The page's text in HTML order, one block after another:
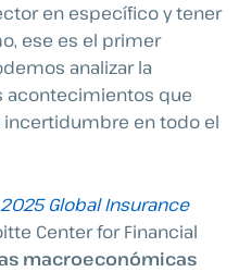
en específico y tener
ese es el primer
analizar la
acontecimientos que
en todo el
2025 Global Insurance
Center for Financial
macroeconómicas